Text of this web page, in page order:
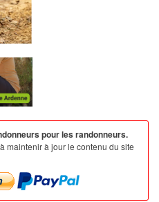
pour les randonneurs.
maintenir à jour le contenu du site